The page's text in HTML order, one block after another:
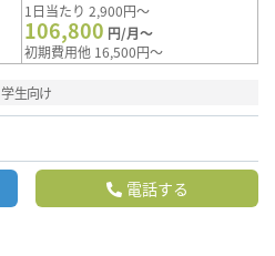
1日当たり 2,900円～
106,800 円/月～
初期費用他 16,500円～
学生向け
電話する